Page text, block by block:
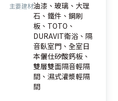
主要建材油漆、玻璃、大理
石、鐵件、鋼刷
板、TOTO、
DURAVIT衛浴、隔
音臥室門、全室日
本儷仕矽酸鈣板、
雙層雙面隔音輕隔
間、濕式灌漿輕隔
間